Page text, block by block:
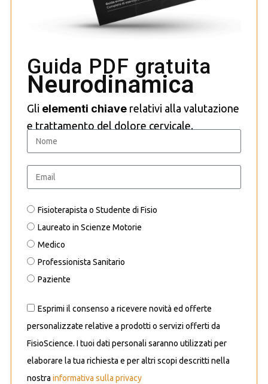
Guida PDF gratuita
Neurodinamica
Gli elementi chiave relativi alla valutazione
e trattamento del dolore cervicale.
Fisioterapista o Studente di Fisio
Laureato in Scienze Motorie
Medico
Professionista Sanitario
Paziente
Esprimi il consenso a ricevere novità ed offerte
personalizzate relative a prodotti o servizi offerti da
FisioScience. I tuoi dati personali saranno utilizzati per
elaborare la tua richiesta e per altri scopi descritti nella
nostrainformativa sulla privacy